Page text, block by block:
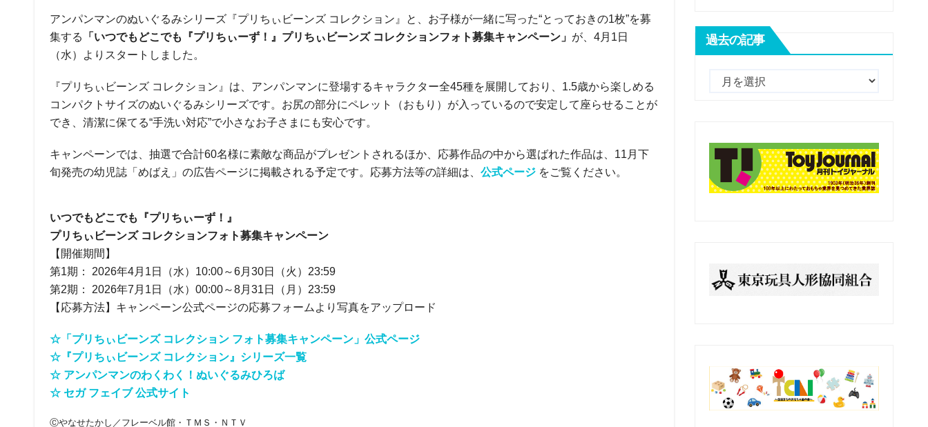
アンパンマンのぬいぐるみシリーズ『プリちぃビーンズ コレクション』と、お子様が一緒に写った“とっておきの1枚”を募
集する
「いつでもどこでも『プリちぃーず！』プリちぃビーンズ コレクションフォト募集キャンペーン」 が、4月1日
（水）よりスタートしました。
『プリちぃビーンズ コレクション』は、アンパンマンに登場するキャラクター全45種を展開しており、1.5歳から楽しめる
コンパクトサイズのぬいぐるみシリーズです。お尻の部分にペレット（おもり）が入っているので安定して座らせることが
でき、清潔に保てる“手洗い対応”で小さなお子さまにも安心です。
キャンペーンでは、抽選で合計60名様に素敵な商品がプレゼントされるほか、応募作品の中から選ばれた作品は、11月下
旬発売の幼児誌「めばえ」の広告ページに掲載される予定です。応募方法等の詳細は、 公式ページ をご覧ください。
いつでもどこでも『プリちぃーず！』
プリちぃビーンズ コレクションフォト募集キャンペーン
【開催期間】
第1期： 2026年4月1日（水）10:00～6月30日（火）23:59
第2期： 2026年7月1日（水）00:00～8月31日（月）23:59
【応募方法】キャンペーン公式ページの応募フォームより写真をアップロード
☆「プリちぃビーンズ コレクション フォト募集キャンペーン」公式ページ
☆『プリちぃビーンズ コレクション』シリーズ一覧
☆ アンパンマンのわくわく！ぬいぐるみひろば
☆ セガ フェイブ 公式サイト
Ⓒやなせたかし／フレーベル館・ＴＭＳ・ＮＴＶ
過去の記事
記
事